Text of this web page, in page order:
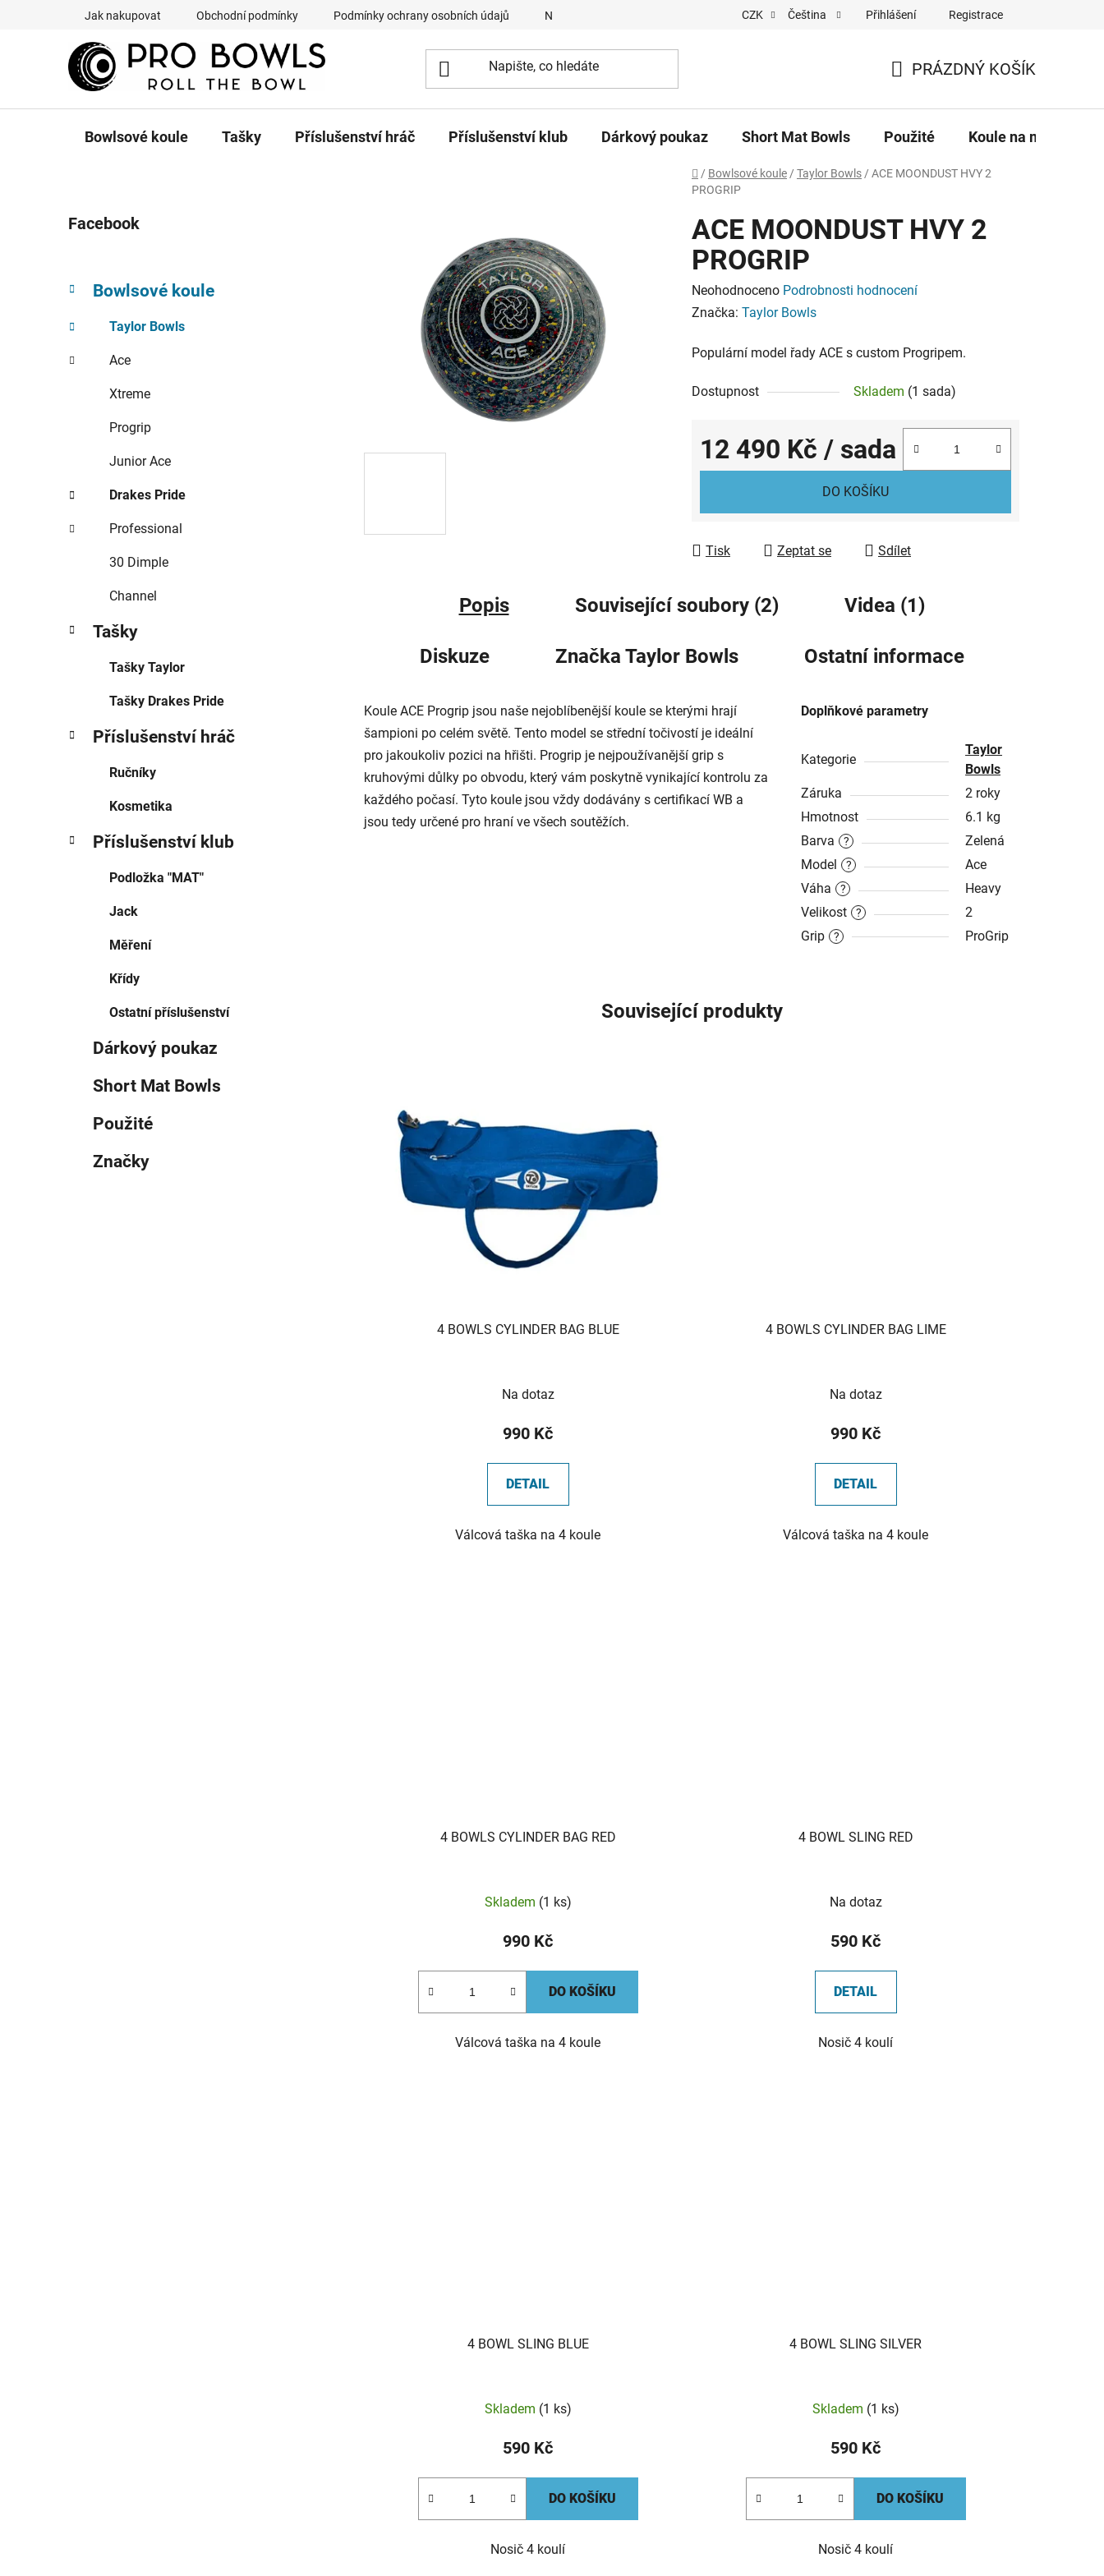
Jak nakupovat Obchodní podmínky Podmínky ochrany osobních údajů Napište nám Náš Tým Short Mat Bowls - pronájem
CZK Čeština Přihlášení Registrace
KOŠÍK
PRÁZDNÝ KOŠÍK
Bowlsové koule Tašky Příslušenství hráč Příslušenství klub Dárkový poukaz Short Mat Bowls Použité Koule na míru
Domů
/ Bowlsové koule / Taylor Bowls / ACE MOONDUST HVY 2
PROGRIP
o
r
n
n
Facebook
kategorie
K
a
e
g
o
Bowlsové koule
Taylor Bowls
Ace
Xtreme
Progrip
Junior Ace
Drakes Pride
Professional
30 Dimple
Channel
Tašky
Tašky Taylor
Tašky Drakes Pride
Příslušenství hráč
Ručníky
Kosmetika
Příslušenství klub
Podložka "MAT"
Jack
Měření
Křídy
Ostatní příslušenství
Dárkový poukaz
Short Mat Bowls
Použité
Značky
ACE MOONDUST HVY 2
PROGRIP
Průměrné
hodnocení
je
z
hvězdiček.
Neohodnoceno Podrobnosti hodnocení
Značka: Taylor Bowls
Populární model řady ACE s custom Progripem.
Dostupnost Skladem (1 sada)
12 490 Kč / sada
Měrná cena:
DO KOŠÍKU
Tisk Zeptat se Sdílet
Popis Související soubory (2) Videa (1)
Diskuze Značka Taylor Bowls Ostatní informace
Koule ACE Progrip jsou naše nejoblíbenější koule se kterými hrají
šampioni po celém světě. Tento model se střední točivostí je ideální
pro jakoukoliv pozici na hřišti. Progrip je nejpoužívanější grip s
kruhovými důlky po obvodu, který vám poskytně vynikající kontrolu za
každého počasí. Tyto koule jsou vždy dodávány s certifikací WB a
jsou tedy určené pro hraní ve všech soutěžích.
Doplňkové parametry
Kategorie
Taylor
Bowls
Záruka
2 roky
Hmotnost
6.1 kg
?
Barva Zelená
?
Model Ace
?
Váha Heavy
?
Velikost 2
?
Grip ProGrip
Související produkty
4 BOWLS CYLINDER BAG BLUE
Na dotaz
990 Kč
DETAIL
Válcová taška na 4 koule
4 BOWLS CYLINDER BAG LIME
Na dotaz
990 Kč
DETAIL
Válcová taška na 4 koule
4 BOWLS CYLINDER BAG RED
Skladem (1 ks)
990 Kč
DO KOŠÍKU
Válcová taška na 4 koule
4 BOWL SLING RED
Na dotaz
590 Kč
DETAIL
Nosič 4 koulí
4 BOWL SLING BLUE
Skladem (1 ks)
590 Kč
DO KOŠÍKU
Nosič 4 koulí
4 BOWL SLING SILVER
Skladem (1 ks)
590 Kč
DO KOŠÍKU
Nosič 4 koulí